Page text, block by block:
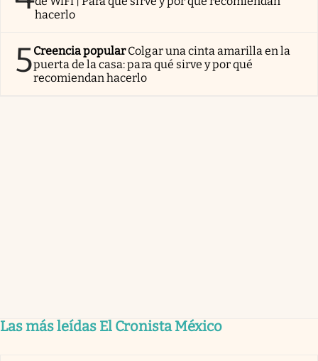
hacerlo
5Creencia popularColgar una cinta amarilla en la
puerta de la casa: para qué sirve y por qué
recomiendan hacerlo
Las más leídas El Cronista México